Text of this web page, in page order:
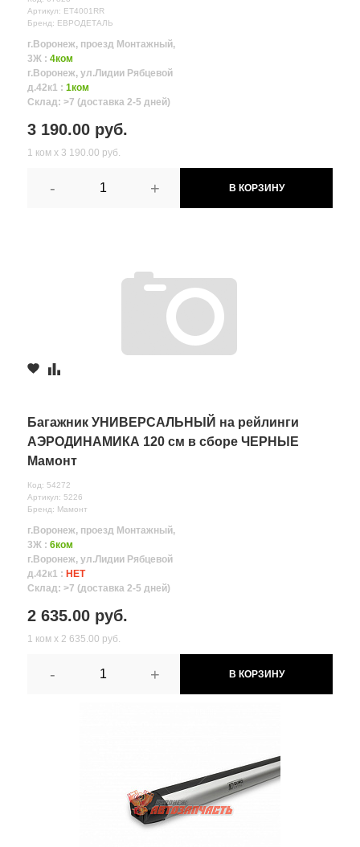
Артикул: ET4001RR
Бренд: ЕВРОДЕТАЛЬ
г.Воронеж, проезд Монтажный,
3Ж : 4ком
г.Воронеж, ул.Лидии Рябцевой
д.42к1 : 1ком
Склад: >7 (доставка 2-5 дней)
3 190.00 руб.
1 ком х 3 190.00 руб.
- + В КОРЗИНУ
Багажник УНИВЕРСАЛЬНЫЙ на рейлинги
АЭРОДИНАМИКА 120 см в сборе ЧЕРНЫЕ
Мамонт
Код: 54272
Артикул: 5226
Бренд: Мамонт
г.Воронеж, проезд Монтажный,
3Ж : 6ком
г.Воронеж, ул.Лидии Рябцевой
д.42к1 : НЕТ
Склад: >7 (доставка 2-5 дней)
2 635.00 руб.
1 ком х 2 635.00 руб.
- + В КОРЗИНУ